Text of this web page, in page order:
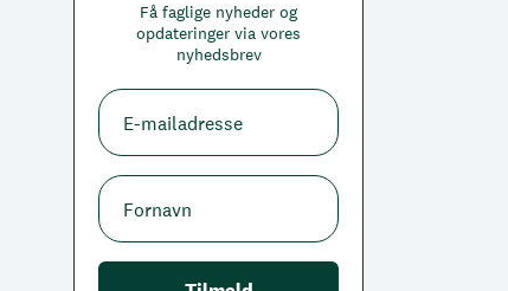
Få faglige nyheder og
opdateringer via vores
nyhedsbrev